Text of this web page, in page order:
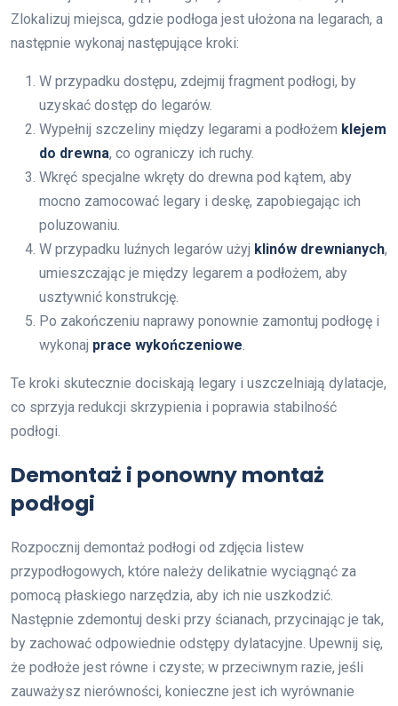
Zlokalizuj miejsca, gdzie podłoga jest ułożona na legarach, a
następnie wykonaj następujące kroki:
W przypadku dostępu, zdejmij fragment podłogi, by
uzyskać dostęp do legarów.
Wypełnij szczeliny między legarami a podłożem klejem
do drewna, co ograniczy ich ruchy.
Wkręć specjalne wkręty do drewna pod kątem, aby
mocno zamocować legary i deskę, zapobiegając ich
poluzowaniu.
W przypadku luźnych legarów użyj klinów drewnianych,
umieszczając je między legarem a podłożem, aby
usztywnić konstrukcję.
Po zakończeniu naprawy ponownie zamontuj podłogę i
wykonaj prace wykończeniowe.
Te kroki skutecznie dociskają legary i uszczelniają dylatacje,
co sprzyja redukcji skrzypienia i poprawia stabilność
podłogi.
Demontaż i ponowny montaż
podłogi
Rozpocznij demontaż podłogi od zdjęcia listew
przypodłogowych, które należy delikatnie wyciągnąć za
pomocą płaskiego narzędzia, aby ich nie uszkodzić.
Następnie zdemontuj deski przy ścianach, przycinając je tak,
by zachować odpowiednie odstępy dylatacyjne. Upewnij się,
że podłoże jest równe i czyste; w przeciwnym razie, jeśli
zauważysz nierówności, konieczne jest ich wyrównanie